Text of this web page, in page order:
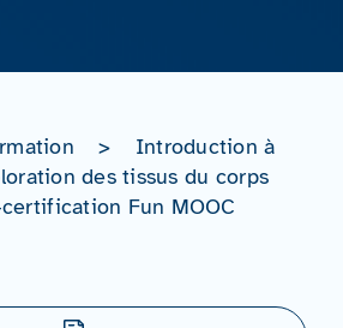
>
Introduction à
des tissus du corps
Fun MOOC